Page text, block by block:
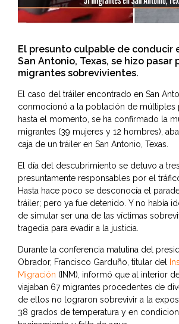
El presunto culpable de conducir
San Antonio, Texas, se hizo pasar
migrantes sobrevivientes.
El caso del tráiler encontrado en San
conmocionó a la población de múltiples
hasta el momento, se ha confirmado la
migrantes (39 mujeres y 12 hombres),
caja de un tráiler en San Antonio, Texas.
El día del descubrimiento se detuvo a
presuntamente responsables por el
Hasta hace poco se desconocía el
tráiler; pero ya fue detenido. Y no había
de simular ser una de las víctimas
tragedia para evadir a la justicia.
Durante la conferencia matutina del
Obrador, Francisco Garduño, titular del
Migración (INM), informó que al interior
viajaban 67 migrantes procedentes de
de ellos no lograron sobrevivir a la
38 grados de temperatura y en